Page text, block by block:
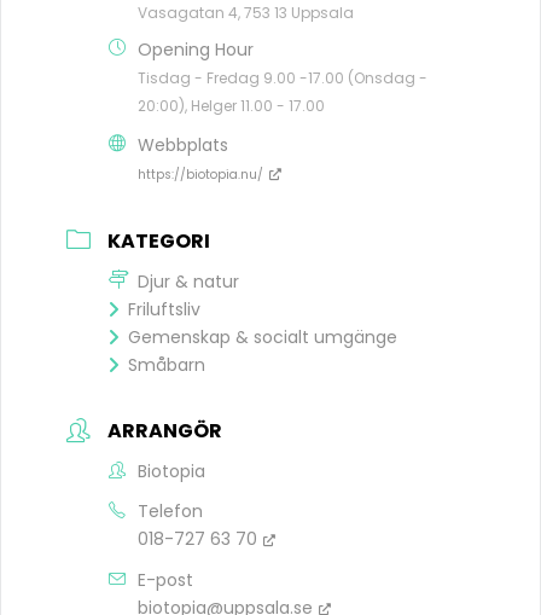
Vasagatan 4, 753 13 Uppsala
Opening Hour
Tisdag - Fredag 9.00 -17.00 (Onsdag -
20:00), Helger 11.00 - 17.00
Webbplats
https://biotopia.nu/
KATEGORI
Djur & natur
Friluftsliv
Gemenskap & socialt umgänge
Småbarn
ARRANGÖR
Biotopia
Telefon
018-727 63 70
E-post
biotopia@uppsala.se